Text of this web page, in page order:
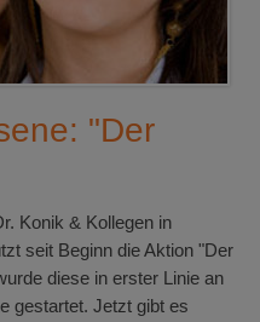
"Der
Konik & Kollegen in
seit Beginn die Aktion "Der
diese in erster Linie an
gestartet. Jetzt gibt es